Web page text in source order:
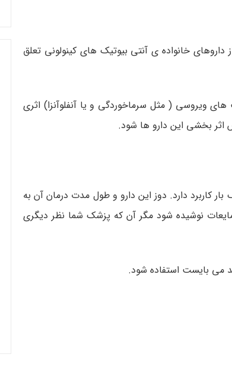
خانواده ی آنتی بیوتیک های کینولونی تعلق
ویروسی ( مثل سرماخوردگی و یا آنفلوآنزا) اثری
اثر بخشی این دارو ها شود.
کاربرد دارد. دوز این دارو و طول مدت درمان آن به
نوشیده شود مگر آن که پزشک شما نظر دیگری